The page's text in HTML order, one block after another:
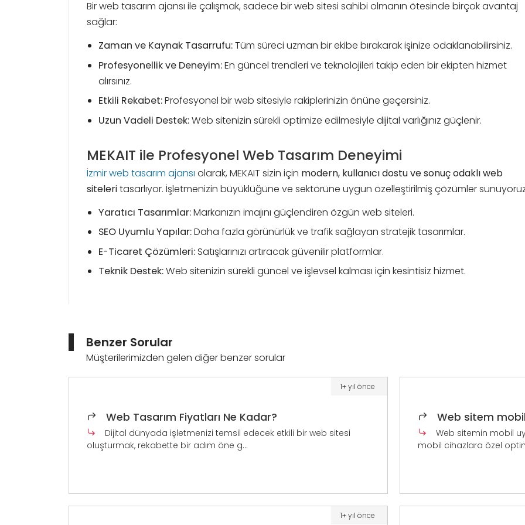
Bir web tasarım ajansı ile çalışmak, sadece bir web sitesi sahibi olmanın ötesinde birçok avantaj
sağlar:
Zaman ve Kaynak Tasarrufu:Tüm süreci uzman bir ekibe bırakarak işinize odaklanabilirsiniz.
Profesyonellik ve Deneyim:En güncel trendleri ve teknolojileri takip eden bir ekipten hizmet
alırsınız.
Etkili Rekabet:Profesyonel bir web sitesiyle rakiplerinizin önüne geçersiniz.
Uzun Vadeli Destek:Web sitenizin sürekli optimize edilmesiyle dijital varlığınız güçlenir.
MEKAIT ile Profesyonel Web Tasarım Deneyimi
İzmir web tasarım ajansı olarak, MEKAIT sizin için modern, kullanıcı dostu ve sonuç odaklı web
siteleritasarlıyor. İşletmenizin büyüklüğüne ve sektörüne uygun özelleştirilmiş çözümler
Yaratıcı Tasarımlar:Markanızın imajını güçlendiren özgün web siteleri.
SEO Uyumlu Yapılar:Daha fazla görünürlük ve trafik sağlayan stratejik tasarımlar.
E-Ticaret Çözümleri:Satışlarınızı artıracak güvenilir platformlar.
Teknik Destek:Web sitenizin sürekli güncel ve işlevsel kalması için kesintisiz hizmet.
Benzer Sorular
Müşterilerimizden gelen diğer benzer sorular
1+ yıl önce
Web Tasarım Fiyatları Ne Kadar?
Dijital dünyada işletmenizi temsil edecek etkili bir web sitesi
oluşturmak, rekabette bir adım öne g...
Web sitem
Web sitemin mobil
mobil cihazlara özel
1+ yıl önce